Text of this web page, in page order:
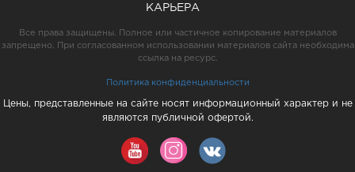
КАРЬЕРА
Все права защищены. Полное или частичное копирование материалов
запрещено. При согласованном использовании материалов сайта необходима
ссылка на ресурс.
Политика конфиденциальности
Цены, представленные на сайте носят информационный характер и не
являются публичной офертой.